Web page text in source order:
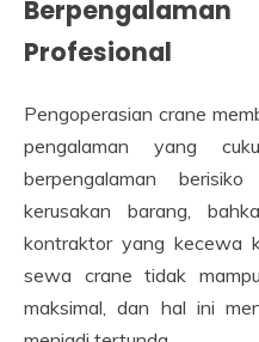
Profesional
Pengoperasian crane
pengalaman yang
berpengalaman
kerusakan barang,
kontraktor yang kecewa
sewa crane tidak
maksimal, dan hal ini